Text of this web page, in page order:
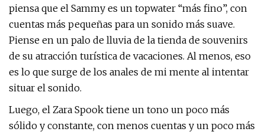
piensa que el Sammy es un topwater “más fino”, con
cuentas más pequeñas para un sonido más suave.
Piense en un palo de lluvia de la tienda de souvenirs
de su atracción turística de vacaciones. Al menos, eso
es lo que surge de los anales de mi mente al intentar
situar el sonido.
Luego, el Zara Spook tiene un tono un poco más
sólido y constante, con menos cuentas y un poco más